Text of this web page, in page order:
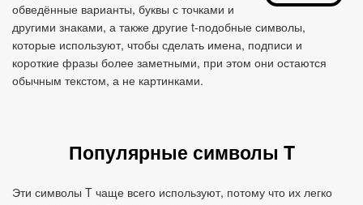
обведённые варианты, буквы с точками и
другими знаками, а также другие t‑подобные символы,
которые используют, чтобы сделать имена, подписи и
короткие фразы более заметными, при этом они остаются
обычным текстом, а не картинками.
Популярные символы T
Эти символы T чаще всего используют, потому что их легко